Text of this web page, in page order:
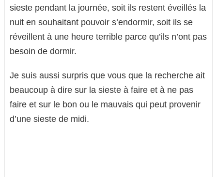
sieste pendant la journée, soit ils restent éveillés la
nuit en souhaitant pouvoir s’endormir, soit ils se
réveillent à une heure terrible parce qu’ils n’ont pas
besoin de dormir.
Je suis aussi surpris que vous que la recherche ait
beaucoup à dire sur la sieste à faire et à ne pas
faire et sur le bon ou le mauvais qui peut provenir
d’une sieste de midi.